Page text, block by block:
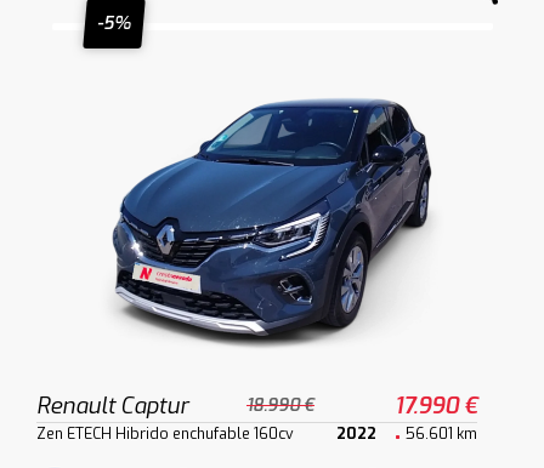
-5%
Renault Captur 18.990 € 17.990 €
Zen ETECH Hibrido enchufable 160cv 2022 56.601 km